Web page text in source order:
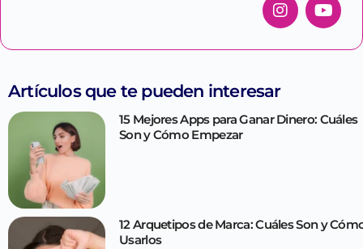
Artículos que te pueden interesar
15 Mejores Apps para Ganar Dinero: Cuáles
Son y Cómo Empezar
12 Arquetipos de Marca: Cuáles Son y
Usarlos